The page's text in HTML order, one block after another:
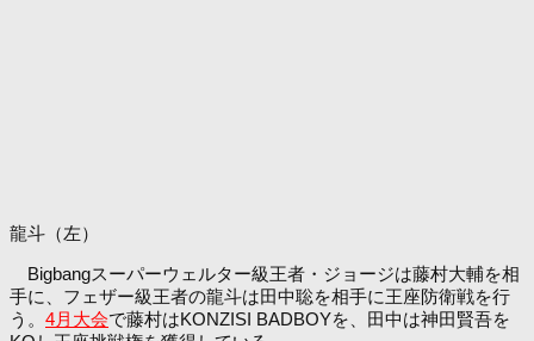
龍斗（左）
Bigbangスーパーウェルター級王者・ジョージは藤村大輔を相
手に、フェザー級王者の龍斗は田中聡を相手に王座防衛戦を行
う。 4月大会で藤村はKONZISI BADBOYを、田中は神田賢吾を